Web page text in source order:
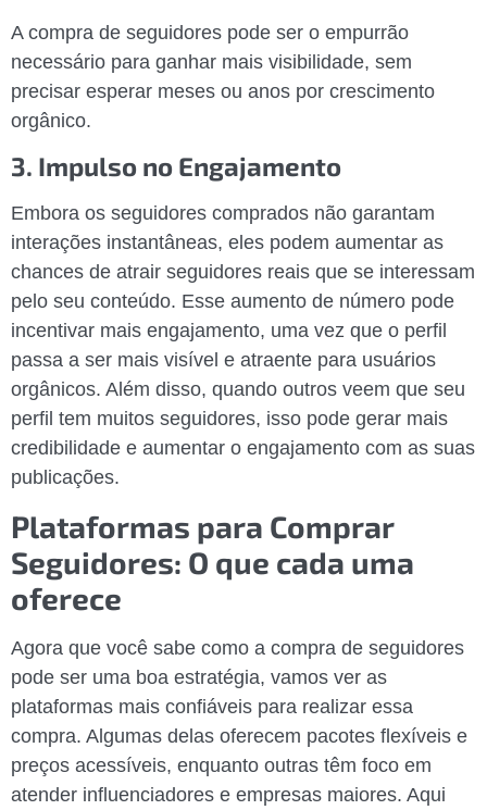
A compra de seguidores pode ser o empurrão
necessário para ganhar mais visibilidade, sem
precisar esperar meses ou anos por crescimento
orgânico.
3. Impulso no Engajamento
Embora os seguidores comprados não garantam
interações instantâneas, eles podem aumentar as
chances de atrair seguidores reais que se interessam
pelo seu conteúdo. Esse aumento de número pode
incentivar mais engajamento, uma vez que o perfil
passa a ser mais visível e atraente para usuários
orgânicos. Além disso, quando outros veem que seu
perfil tem muitos seguidores, isso pode gerar mais
credibilidade e aumentar o engajamento com as suas
publicações.
Plataformas para Comprar
Seguidores: O que cada uma
oferece
Agora que você sabe como a compra de seguidores
pode ser uma boa estratégia, vamos ver as
plataformas mais confiáveis para realizar essa
compra. Algumas delas oferecem pacotes flexíveis e
preços acessíveis, enquanto outras têm foco em
atender influenciadores e empresas maiores. Aqui